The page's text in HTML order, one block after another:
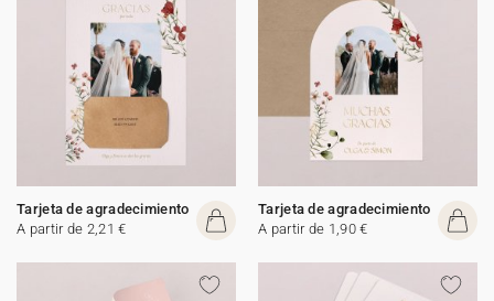
Tarjeta de agradecimiento
A partir de 2,21 €
Tarjeta de agradecimiento
A partir de 1,90 €